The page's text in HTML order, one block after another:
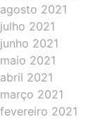
agosto 2021
julho 2021
junho 2021
maio 2021
abril 2021
março 2021
fevereiro 2021